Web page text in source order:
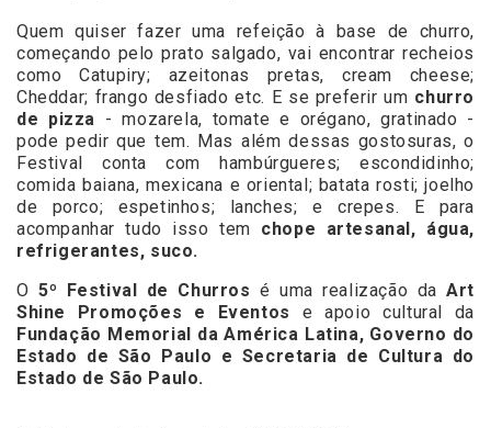
Quem quiser fazer uma refeição à base de churro,
começando pelo prato salgado, vai encontrar recheios
como Catupiry; azeitonas pretas, cream cheese;
Cheddar; frango desfiado etc. E se preferir um churro
de pizza - mozarela, tomate e orégano, gratinado -
pode pedir que tem. Mas além dessas gostosuras, o
Festival conta com hambúrgueres; escondidinho;
comida baiana, mexicana e oriental; batata rosti; joelho
de porco; espetinhos; lanches; e crepes. E para
acompanhar tudo isso tem chope artesanal, água,
refrigerantes, suco.
O 5º Festival de Churros é uma realização daArt
Shine Promoções e Eventos e apoio cultural da
Fundação Memorial da América Latina, Governo do
Estado de São Paulo e Secretaria de Cultura do
Estado de São Paulo.